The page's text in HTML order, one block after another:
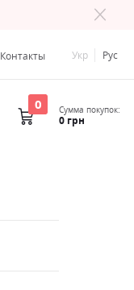
Контакты Укр Рус
0 Сумма покупок:
0 грн